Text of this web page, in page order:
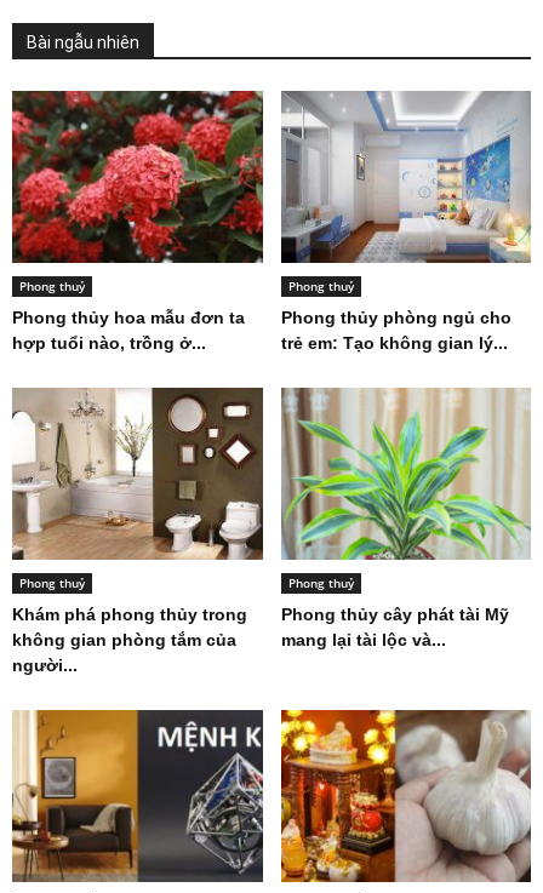
Bài ngẫu nhiên
Phong thuỷ
Phong thủy hoa mẫu đơn ta
hợp tuổi nào, trồng ở...
Phong thuỷ
Phong thủy phòng ngủ cho
trẻ em: Tạo không gian lý...
Phong thuỷ
Khám phá phong thủy trong
không gian phòng tắm của
người...
Phong thuỷ
Phong thủy cây phát tài Mỹ
mang lại tài lộc và...